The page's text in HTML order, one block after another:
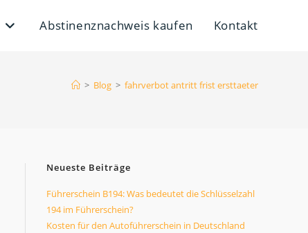
Abstinenznachweis kaufen Kontakt
> Blog > fahrverbot antritt frist ersttaeter
Neueste Beiträge
Führerschein B194: Was bedeutet die Schlüsselzahl
194 im Führerschein?
Kosten für den Autoführerschein in Deutschland